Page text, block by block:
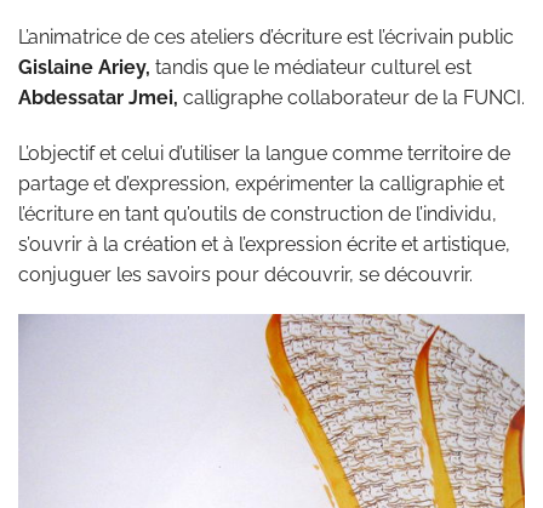
L’animatrice de ces ateliers d’écriture est l’écrivain public
Gislaine Ariey, tandis que le médiateur culturel est
Abdessatar Jmei, calligraphe collaborateur de la FUNCI.
L’objectif et celui d’utiliser la langue comme territoire de
partage et d’expression, expérimenter la calligraphie et
l’écriture en tant qu’outils de construction de l’individu,
s’ouvrir à la création et à l’expression écrite et artistique,
conjuguer les savoirs pour découvrir, se découvrir.